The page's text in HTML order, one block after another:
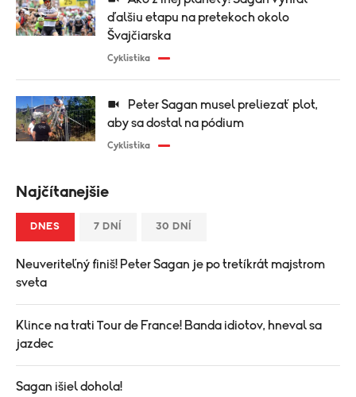
ďalšiu etapu na pretekoch okolo
Švajčiarska
Cyklistika
aby sa dostal na pódium
Cyklistika
Najčítanejšie
DNES 7 DNÍ 30 DNÍ
Neuveriteľný finiš! Peter Sagan je po tretíkrát majstrom
sveta
Klince na trati Tour de France! Banda idiotov, hneval sa
jazdec
Sagan išiel dohola!